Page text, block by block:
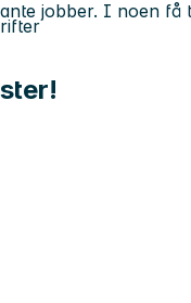
jobber. I noen